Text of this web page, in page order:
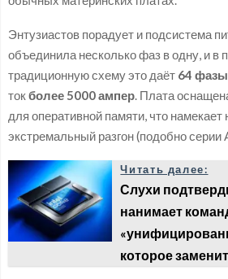
Энтузиастов порадует и подсистема
объединила несколько фаз в одну, и в
традиционную схему это даёт 64 фазы
токболее 5000 ампер . Плата
для оперативной памяти, что
экстремальный разгон (подобно серии
Читать далее:
Слухи
нанимает
которое